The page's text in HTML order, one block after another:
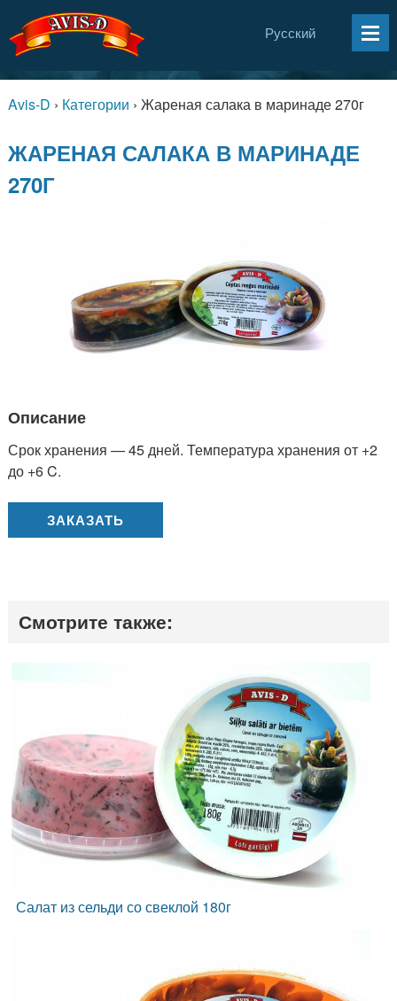
Русский
Avis-D › Категории › Жареная салака в маринаде 270г
ЖАРЕНАЯ САЛАКА В МАРИНАДЕ
270Г
Описание
Срок хранения — 45 дней. Температура хранения от +2
до +6 C.
ЗАКАЗАТЬ
Смотрите также:
Салат из сельди со свеклой 180г